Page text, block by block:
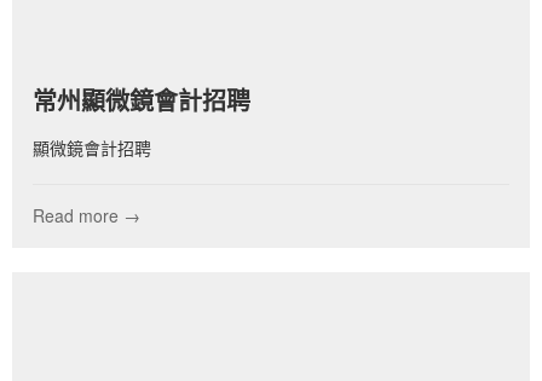
常州顯微鏡會計招聘
顯微鏡會計招聘
Read more →